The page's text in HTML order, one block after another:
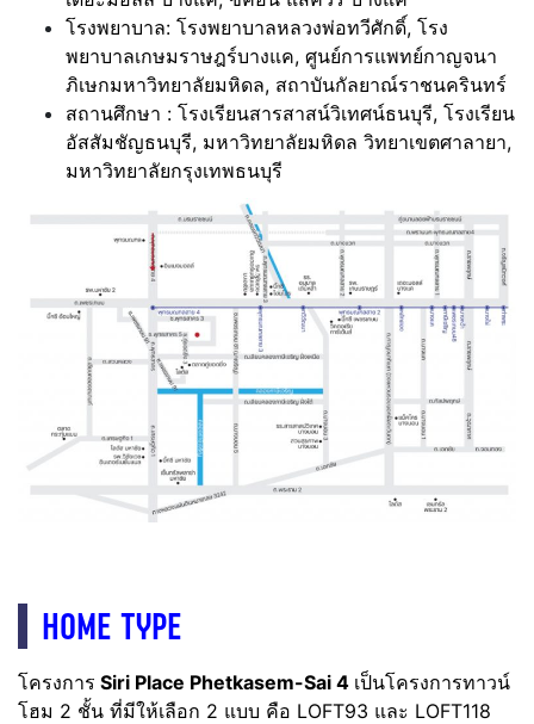
โรงพยาบาล: โรงพยาบาลหลวงพ่อทวีศักดิ์, โรง
พยาบาลเกษมราษฎร์บางแค, ศูนย์การแพทย์กาญจนา
ภิเษกมหาวิทยาลัยมหิดล, สถาบันกัลยาณ์ราชนครินทร์
สถานศึกษา : โรงเรียนสารสาสน์วิเทศน์ธนบุรี, โรงเรียน
อัสสัมชัญธนบุรี, มหาวิทยาลัยมหิดล วิทยาเขตศาลายา,
มหาวิทยาลัยกรุงเทพธนบุรี
HOME TYPE
โครงการ Siri Place Phetkasem-Sai 4 เป็นโครงการทาวน์
โฮม 2 ชั้น ที่มีให้เลือก 2 แบบ คือ LOFT93 และ LOFT118